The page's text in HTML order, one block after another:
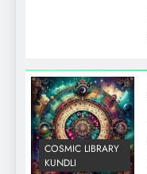
COSMIC LIBRARY
KUNDLI